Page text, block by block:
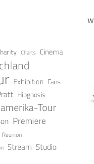
Charts Cinema
Exhibition Fans
Hipgnosis
Tour
Premiere
Reunion
Stream Studio